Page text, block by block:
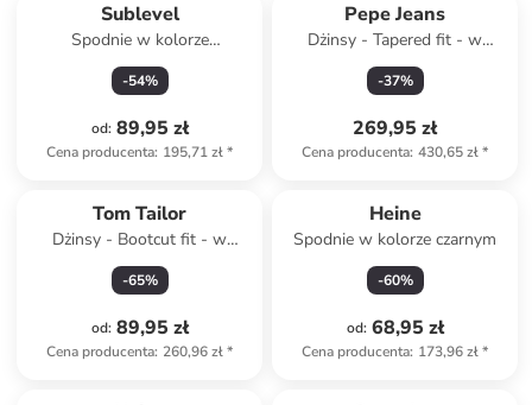
Sublevel
Spodnie w kolorze
szarobrązowym
-54%
od: 89,95 zł
Cena producenta: 195,71 zł*
Pepe Jeans
Dżinsy - Tapered fit - w
kolorze niebieskim
-37%
269,95 zł
Cena producenta: 430,65 zł*
Tom Tailor
Dżinsy - Bootcut fit - w
kolorze czarnym
-65%
od: 89,95 zł
Cena producenta: 260,96 zł*
Heine
Spodnie w kolorze czarnym
-60%
od: 68,95 zł
Cena producenta: 173,96 zł*